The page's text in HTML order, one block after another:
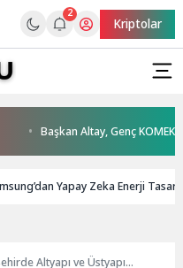
2
Kriptolar
Başkan Altay, Genç KOMEK
Yapay Zeka Enerji
Altyapı ve Üstyapı